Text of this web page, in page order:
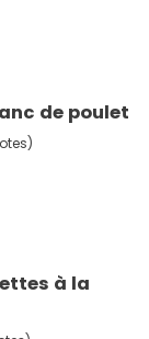
de poulet
à la